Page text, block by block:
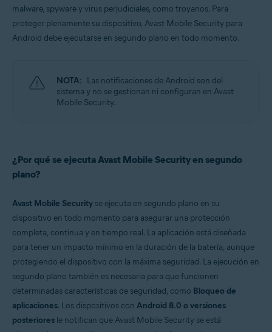
Sistemas operativos:
malware, spyware y virus perjudiciales, como troyanos. Para
proteger plenamente su dispositivo, Avast Mobile Security para
Android debe ejecutarse en segundo plano en todo momento.
NOTA: Las notificaciones de Android son del
sistema y no se gestionan ni configuran en Avast
Mobile Security.
¿Por qué se ejecuta Avast Mobile Security en segundo
plano?
Avast Mobile Security se ejecuta en segundo plano en su
dispositivo en todo momento para asegurar una protección
completa, continua y en tiempo real. La aplicación está diseñada
para tener un impacto mínimo en la duración de la batería, aunque
protegiendo el dispositivo con la máxima seguridad. La ejecución en
segundo plano también es necesaria para que funcionen
determinadas características de seguridad, como Bloqueo de
aplicaciones. Los dispositivos con Android 8.0 o versiones
posteriores le notifican que Avast Mobile Security se está